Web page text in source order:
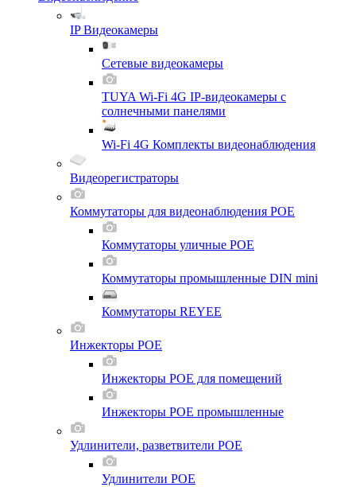
IP Видеокамеры
Сетевые видеокамеры
TUYA Wi-Fi 4G IP-видеокамеры с
солнечными панелями
Wi-Fi 4G Комплекты видеонаблюдения
Видеорегистраторы
Коммутаторы для видеонаблюдения POE
Коммутаторы уличные POE
Коммутаторы промышленные DIN mini
Коммутаторы REYEE
Инжекторы POE
Инжекторы POE для помещений
Инжекторы POE промышленные
Удлинители, разветвители POE
Удлинители POE